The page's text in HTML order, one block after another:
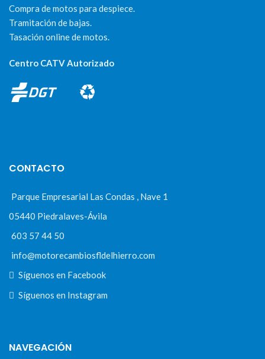
Compra de motos para despiece.
Tramitación de bajas.
Tasación online de motos.
Centro CATV Autorizado
CONTACTO
Parque Empresarial Las Condas , Nave 1
05440 Piedralaves-Ávila
603 57 44 50
info@motorecambiosfldelhierro.com
Síguenos en Facebook
Síguenos en Instagram
NAVEGACIÓN